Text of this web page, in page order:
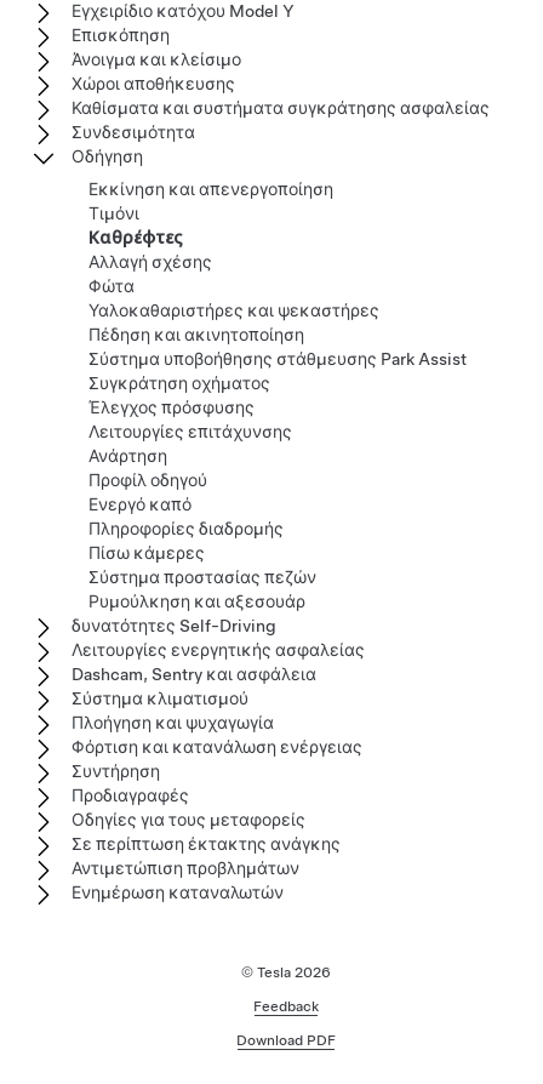
Εγχειρίδιο κατόχου Model Y
Επισκόπηση
Άνοιγμα και κλείσιμο
Χώροι αποθήκευσης
Καθίσματα και συστήματα συγκράτησης ασφαλείας
Συνδεσιμότητα
Οδήγηση
Εκκίνηση και απενεργοποίηση
Τιμόνι
Καθρέφτες
Αλλαγή σχέσης
Φώτα
Υαλοκαθαριστήρες και ψεκαστήρες
Πέδηση και ακινητοποίηση
Σύστημα υποβοήθησης στάθμευσης Park Assist
Συγκράτηση οχήματος
Έλεγχος πρόσφυσης
Λειτουργίες επιτάχυνσης
Ανάρτηση
Προφίλ οδηγού
Ενεργό καπό
Πληροφορίες διαδρομής
Πίσω κάμερες
Σύστημα προστασίας πεζών
Ρυμούλκηση και αξεσουάρ
δυνατότητες Self-Driving
Λειτουργίες ενεργητικής ασφαλείας
Dashcam, Sentry και ασφάλεια
Σύστημα κλιματισμού
Πλοήγηση και ψυχαγωγία
Φόρτιση και κατανάλωση ενέργειας
Συντήρηση
Προδιαγραφές
Οδηγίες για τους μεταφορείς
Σε περίπτωση έκτακτης ανάγκης
Αντιμετώπιση προβλημάτων
Ενημέρωση καταναλωτών
© Tesla 2026
Feedback
Download PDF